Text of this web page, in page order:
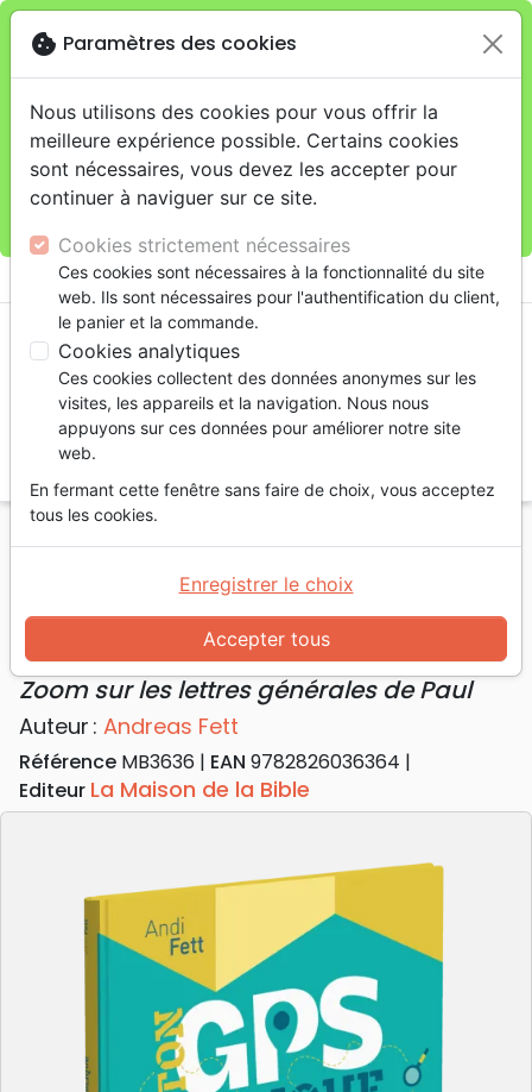
Je veux retirer ma commande au 11 rue de Rive,
Genèveclose
warningCette boutique en ligne est limitée au retrait en
magasin.
Pour les livraisons à domicile, veuillez passer vos
commandes sur la boutique La Maison de la Bible
shopping_cart
Accueil Livres Enfants
Adolescents, Jeunes
Ton GPS biblique - Zoom sur les lettres générales
Ton GPS biblique
Zoom sur les lettres générales de Paul
Auteur : Andreas Fett
Référence MB3636 EAN 9782826036364
Editeur La Maison de la Bible
cookie Paramètres des cookies
Nous utilisons des cookies pour vous offrir la
meilleure expérience possible. Certains cookies
sont nécessaires, vous devez les accepter pour
continuer à naviguer sur ce site.
Cookies strictement nécessaires
Ces cookies sont nécessaires à la fonctionnalité du site
web. Ils sont nécessaires pour l'authentification du client,
le panier et la commande.
Cookies analytiques
Ces cookies collectent des données anonymes sur les
visites, les appareils et la navigation. Nous nous
appuyons sur ces données pour améliorer notre site
web.
En fermant cette fenêtre sans faire de choix, vous acceptez
tous les cookies.
Accepter tous
Enregistrer le choix